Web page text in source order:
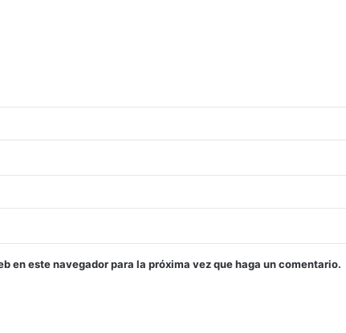
en este navegador para la próxima vez que haga un comentario.